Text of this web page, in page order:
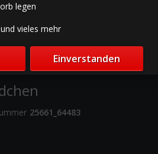
25661_64483
legen
vieles mehr
Einverstanden